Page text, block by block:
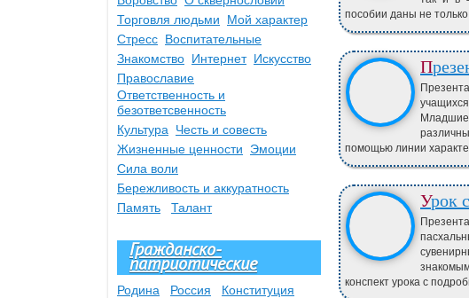
пособии даны не
помощью линии
Урок
конспект урока с
Торговля людьми
Мой характер
Стресс Воспитательные
Знакомство Интернет Искусство
Православие
Ответственность и
безответсвенность
Культура
Честь и совесть
Жизненные ценности
Эмоции
Сила воли
Бережливость и аккуратность
Память
Талант
Гражданско-
патриотические
Родина Россия
Конституция